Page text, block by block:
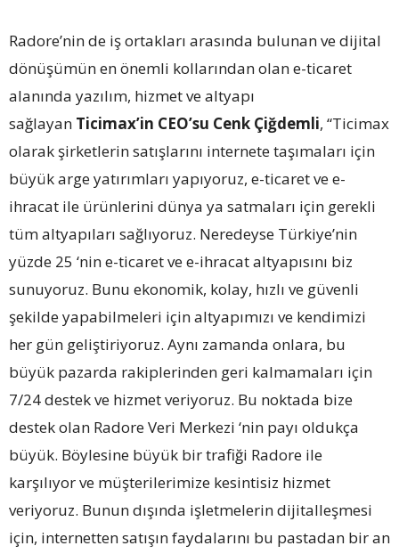
Radore’nin de iş ortakları arasında bulunan ve dijital
dönüşümün en önemli kollarından olan e-ticaret
alanında yazılım, hizmet ve altyapı
sağlayan Ticimax’in CEO’su Cenk Çiğdemli, “Ticimax
olarak şirketlerin satışlarını internete taşımaları için
büyük arge yatırımları yapıyoruz, e-ticaret ve e-
ihracat ile ürünlerini dünya ya satmaları için gerekli
tüm altyapıları sağlıyoruz. Neredeyse Türkiye’nin
yüzde 25 ‘nin e-ticaret ve e-ihracat altyapısını biz
sunuyoruz. Bunu ekonomik, kolay, hızlı ve güvenli
şekilde yapabilmeleri için altyapımızı ve kendimizi
her gün geliştiriyoruz. Aynı zamanda onlara, bu
büyük pazarda rakiplerinden geri kalmamaları için
7/24 destek ve hizmet veriyoruz. Bu noktada bize
destek olan Radore Veri Merkezi ‘nin payı oldukça
büyük. Böylesine büyük bir trafiği Radore ile
karşılıyor ve müşterilerimize kesintisiz hizmet
veriyoruz. Bunun dışında işletmelerin dijitalleşmesi
için, internetten satışın faydalarını bu pastadan bir an